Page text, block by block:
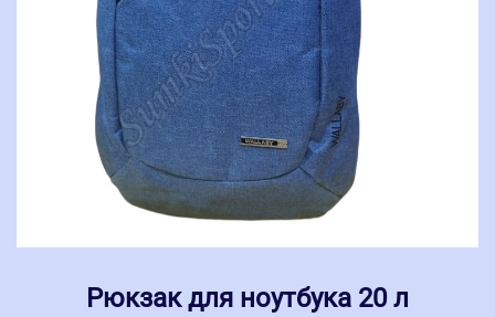
Рюкзак для ноутбука 20 л